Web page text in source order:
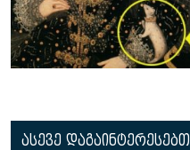
ასევე დაგაინტერესებთ